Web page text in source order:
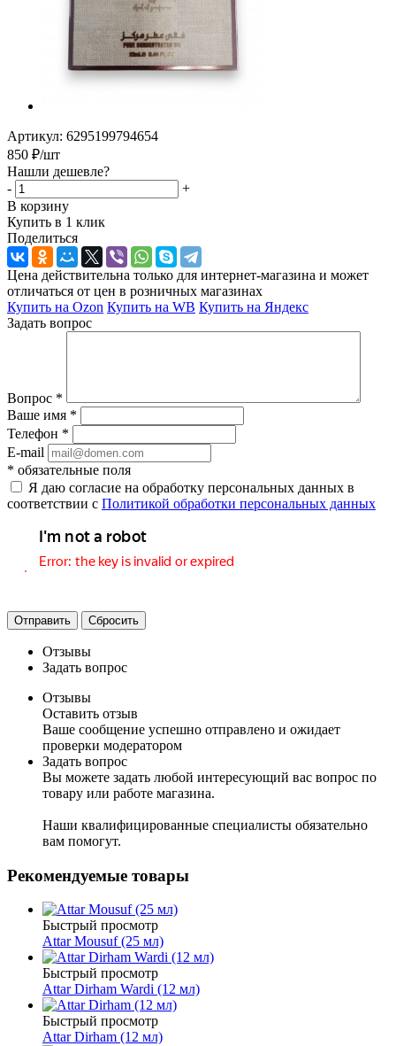
Артикул: 6295199794654
850 ₽/шт
Нашли дешевле?
-
+
В корзину
Купить в 1 клик
Поделиться
Цена действительна только для интернет-магазина и может
отличаться от цен в розничных магазинах
Купить на Ozon Купить на WB Купить на Яндекс
Задать вопрос
Вопрос *
Ваше имя *
Телефон *
E-mail
* обязательные поля
Я даю согласие на обработку персональных данных в
соответствии с Политикой обработки персональных данных
Отправить Сбросить
Отзывы
Задать вопрос
Отзывы
Оставить отзыв
Ваше сообщение успешно отправлено и ожидает
проверки модератором
Задать вопрос
Вы можете задать любой интересующий вас вопрос по
товару или работе магазина.
Наши квалифицированные специалисты обязательно
вам помогут.
Рекомендуемые товары
Быстрый просмотр
Attar Mousuf (25 мл)
Быстрый просмотр
Attar Dirham Wardi (12 мл)
Быстрый просмотр
Attar Dirham (12 мл)